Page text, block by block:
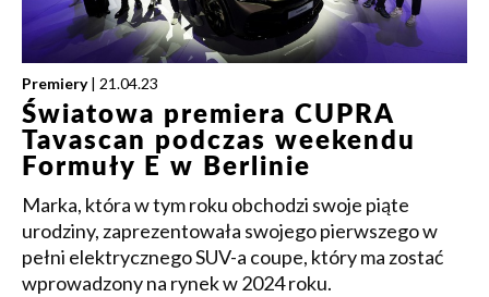
Premiery | 21.04.23
Światowa premiera CUPRA
Tavascan podczas weekendu
Formuły E w Berlinie
Marka, która w tym roku obchodzi swoje piąte
urodziny, zaprezentowała swojego pierwszego w
pełni elektrycznego SUV-a coupe, który ma zostać
wprowadzony na rynek w 2024 roku.